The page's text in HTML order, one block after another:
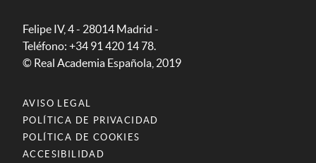
Felipe IV, 4 - 28014 Madrid -
Teléfono: +34 91 420 14 78.
© Real Academia Española, 2019
AVISO LEGAL
POLÍTICA DE PRIVACIDAD
POLÍTICA DE COOKIES
ACCESIBILIDAD